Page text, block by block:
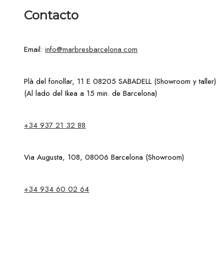
Contacto
Email:info@marbresbarcelona.com
Plà del fonollar, 11 E 08205 SABADELL (Showroom y taller)
(Al lado del Ikea a 15 min. de Barcelona)
+34 937 21 32 88
Via Augusta, 108, 08006 Barcelona (Showroom)
+34 934 60 02 64